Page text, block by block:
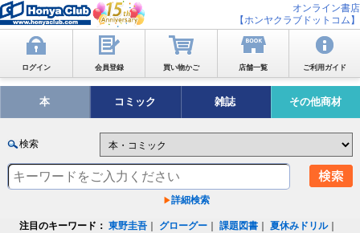
オンライン書店
【ホンヤクラブドットコム】
ログイン 会員登録 買い物かご 店舗一覧 ご利用ガイド
本 コミック 雑誌 その他商材
検索
詳細検索
注目のキーワード： 東野圭吾 グローグー ｜課題図書 ｜夏休みドリル｜